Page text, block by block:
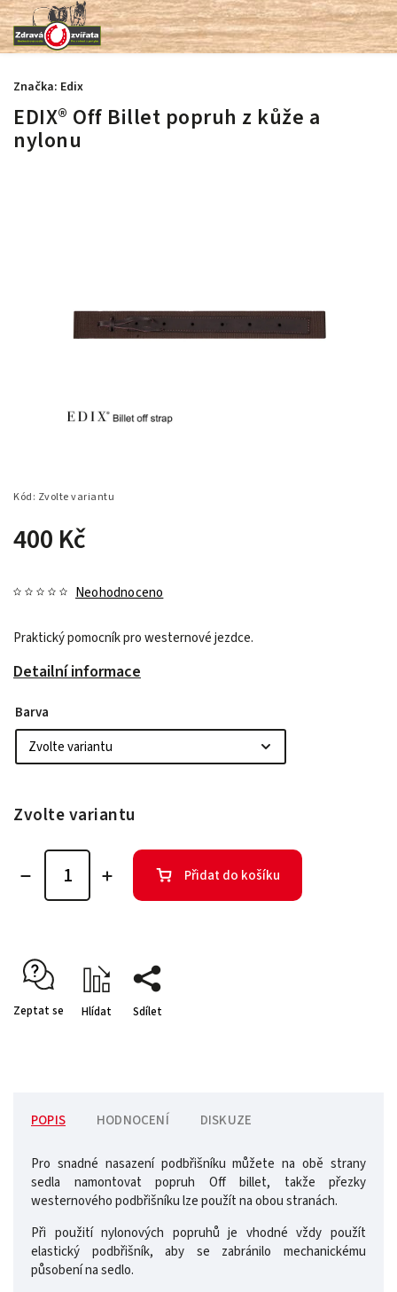
EDIX® Off Billet popruh z kůže a
nylonu
Kód: Zvolte variantu
400 Kč
Neohodnoceno
Praktický pomocník pro westernové jezdce.
Detailní informace
Značka: Edix
Barva
Zvolte variantu
Přidat do košíku
Zeptat se Hlídat Sdílet
POPIS HODNOCENÍ DISKUZE
Pro snadné nasazení podbřišníku můžete na obě strany
sedla namontovat popruh Off billet, takže přezky
westernového podbřišníku lze použít na obou stranách.
Při použití nylonových popruhů je vhodné vždy použít
elastický podbřišník, aby se zabránilo mechanickému
působení na sedlo.